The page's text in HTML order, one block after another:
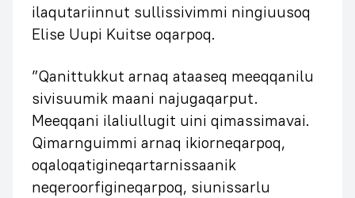
ilaqutariinnut sullissivimmi ningiuusoq
Elise Uupi Kuitse oqarpoq.
”Qanittukkut arnaq ataaseq meeqqanilu
sivisuumik maani najugaqarput.
Meeqqani ilaliullugit uini qimassimavai.
Qimarnguimmi arnaq ikiorneqarpoq,
oqaloqatigineqartarnissaanik
neqeroorfigineqarpoq, siunissarlu